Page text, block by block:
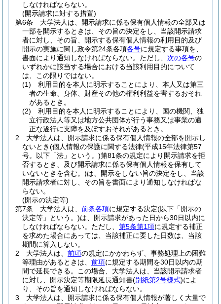
しなければならない。
(開示請求に対する措置)
第6条
大学法人は、開示請求に係る保有個人情報の全部又は
一部を開示するときは、その旨の決定をし、当該開示請求
者に対し、その旨、開示する保有個人情報の利用目的及び
開示の実施に関し政令第24条各項各号に規定する事項を、
書面により通知しなければならない。 ただし、 次の各号の
いずれかに該当する場合における当該利用目的について
は、この限りではない。
(1)
利用目的を本人に明示することにより、本人又は第三
者の生命、身体、財産その他の権利利益を害するおそれ
があるとき。
(2)
利用目的を本人に明示することにより、国の機関、独
立行政法人等又は地方公共団体が行う事務又は事業の適
正な遂行に支障を及ぼすおそれがあるとき。
2
大学法人は、開示請求に係る保有個人情報の全部を開示し
ないとき(個人情報の保護に関する法律(平成15年法律第57
号。以下「法」という。)第81条の規定により開示請求を拒
否するとき、及び開示請求に係る保有個人情報を保有して
いないときを含む。)は、開示をしない旨の決定をし、当該
開示請求者に対し、その旨を書面により通知しなければな
らない。
(開示の決定等)
第7条
大学法人は、 前条各項に規定する決定(以下「開示の
決定等」という。)は、開示請求があった日から30日以内に
しなければならない。 ただし、 第5条第1項に規定する補正
を求めた場合にあっては、当該補正に要した日数は、当該
期間に算入しない。
2
大学法人は、 前項の規定にかかわらず、事務処理上の困難
等理由があるときは、 前項に規定する期間を30日以内の期
間で延長できる。
この場合、大学法人は、当該開示請求者
に対し、開示決定等期限延長通知書(別紙第2号様式)によ
り、その旨を通知しなければならない。
3
大学法人は、開示請求に係る保有個人情報が著しく大量で